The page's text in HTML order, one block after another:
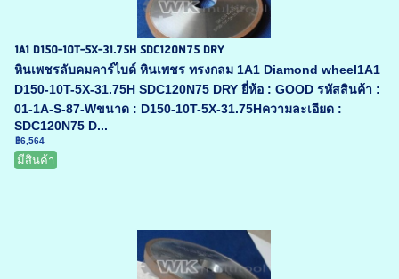
1A1 D150-10T-5X-31.75H SDC120N75 DRY
หินเพชรลับคมคาร์ไบด์ หินเพชร ทรงกลม 1A1 Diamond wheel1A1
D150-10T-5X-31.75H SDC120N75 DRY ยี่ห้อ : GOOD รหัสสินค้า :
01-1A-S-87-Wขนาด : D150-10T-5X-31.75Hความละเอียด :
SDC120N75 D...
฿6,564
มีสินค้า